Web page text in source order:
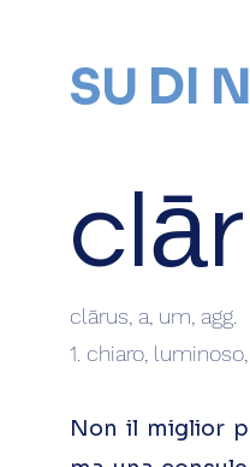
SU DI
clārus, a, um, agg.
1. chiaro,
Non il miglior